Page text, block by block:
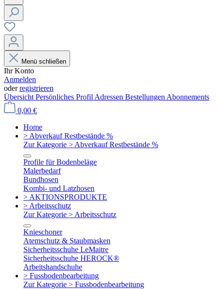
Menü schließen
Ihr Konto
Anmelden
oderregistrieren
Übersicht Persönliches Profil Adressen Bestellungen Abonnements
0,00 €
Home
> Abverkauf Restbestände %
Zur Kategorie > Abverkauf Restbestände %
Profile für Bodenbeläge
Malerbedarf
Bundhosen
Kombi- und Latzhosen
> AKTIONSPRODUKTE
> Arbeitsschutz
Zur Kategorie > Arbeitsschutz
Knieschoner
Atemschutz & Staubmasken
Sicherheitsschuhe LeMaitre
Sicherheitsschuhe HEROCK®
Arbeitshandschuhe
> Fussbodenbearbeitung
Zur Kategorie > Fussbodenbearbeitung